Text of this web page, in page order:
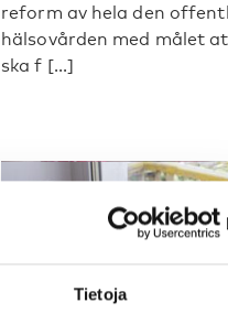
Tietoja
reform av hela den
hälsovården med målet
ska f [...]